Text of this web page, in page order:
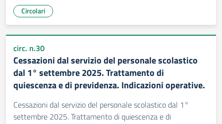
Circolari
circ. n.30
Cessazioni dal servizio del personale scolastico
dal 1° settembre 2025. Trattamento di
quiescenza e di previdenza. Indicazioni operative.
Cessazioni dal servizio del personale scolastico dal 1°
settembre 2025. Trattamento di quiescenza e di